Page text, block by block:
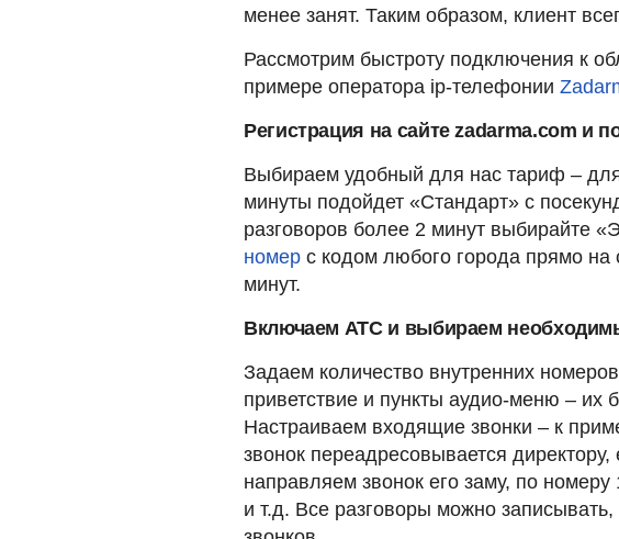
менее занят. Таким образом, клиент
Рассмотрим быстроту подключения к
примере оператора ip-телефонии
Регистрация на сайте zadarma.com и
Выбираем удобный для нас тариф – для
минуты подойдет «Стандарт» с
разговоров более 2 минут выбирайте
номер с кодом любого города прямо на
минут.
Включаем АТС и выбираем
Задаем количество внутренних
приветствие и пункты аудио-меню – их
Настраиваем входящие звонки – к
звонок переадресовывается директору,
направляем звонок его заму, по
и т.д. Все разговоры можно записывать,